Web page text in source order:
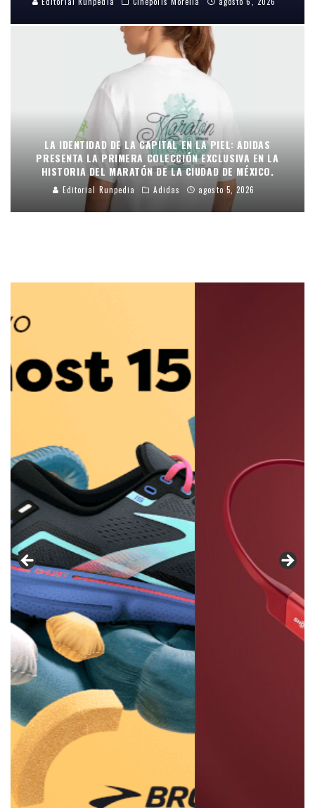
LA IDENTIDAD DE LA CAPITAL EN LA PIEL: ADIDAS
PRESENTA LA PRIMERA COLECCIÓN EXCLUSIVA EN LA
HISTORIA DEL MARATÓN DE LA CIUDAD DE MÉXICO.
Editorial Runpedia Adidas agosto 5, 2026